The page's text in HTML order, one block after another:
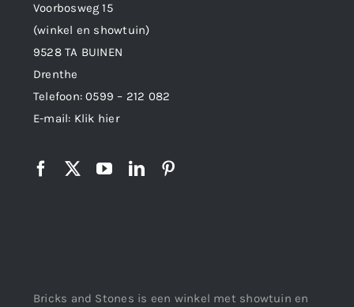
Voorbosweg 15
(winkel en showtuin)
9528 TA BUINEN
Drenthe
Telefoon:0599 – 212 082
E-mail: Klik hier
Bricks and Stones is een winkel met showtuin en